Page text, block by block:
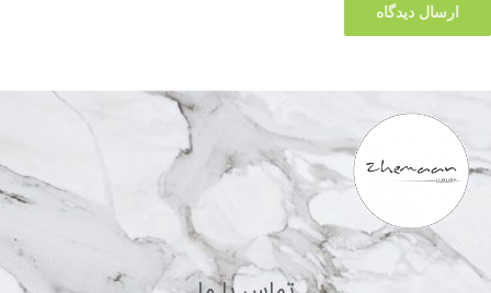
تماس با ما
تلفن:02126876004-02126876005